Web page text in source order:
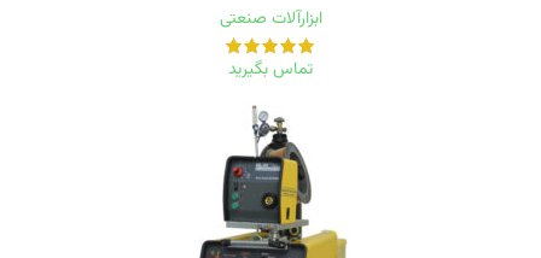
ابزارآلات صنعتی
تماس بگیرید